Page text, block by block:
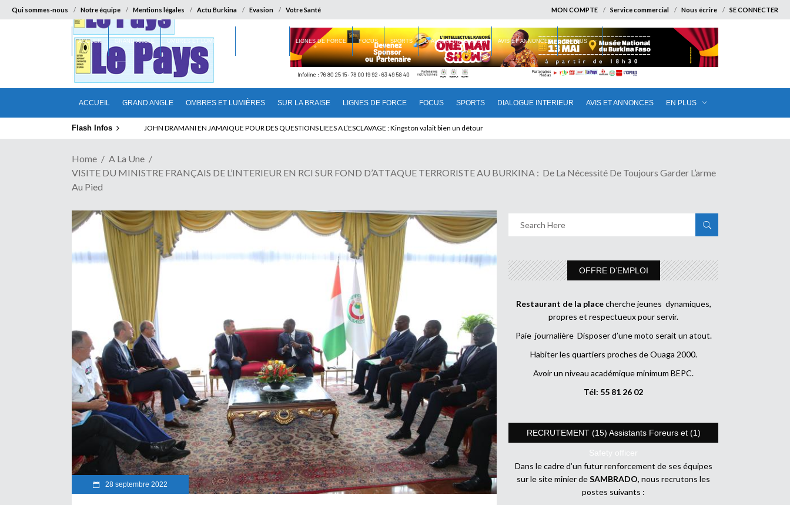
Qui sommes-nous Notre équipe Mentions légales Actu Burkina Evasion Votre Santé MON COMPTE Service commercial Nous écrire SE CONNECTER
ACCUEIL GRAND ANGLE OMBRES ET LUMIÈRES SUR LA BRAISE LIGNES DE FORCE FOCUS SPORTS DIALOGUE INTERIEUR AVIS ET ANNONCES EN PLUS
ACCUEIL GRAND ANGLE OMBRES ET LUMIÈRES LIGNES DE FORCE FOCUS SPORTS DIALOGUE INTERIEUR AVIS ET ANNONCES EN PLUS
Flash Infos ELECTION DE TALON A LA TETE DU SENAT BENINOIS : Quand Patrice quitte le pouvoir sans partir !
Home
A La Une
VISITE DU MINISTRE FRANÇAIS DE L’INTERIEUR EN RCI SUR FOND D’ATTAQUE TERRORISTE AU BURKINA : De La Nécessité De Toujours Garder L’arme
Au Pied
28 septembre 2022
OFFRE D’EMPLOI
Restaurant de la placecherche jeunes dynamiques,
propres et respectueux pour servir.
Paie journalière Disposer d’une moto serait un atout.
Habiter les quartiers proches de Ouaga 2000.
Avoir un niveau académique minimum BEPC.
Tél: 55 81 26 02
RECRUTEMENT (15) Assistants Foreurs et (1)
Safety officer
Dans le cadre d’un futur renforcement de ses équipes
sur le site minier deSAMBRADO, nous recrutons les
postes suivants :